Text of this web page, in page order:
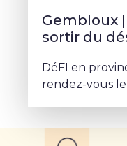
Gembloux
sortir du
DéFI en
rendez-vous